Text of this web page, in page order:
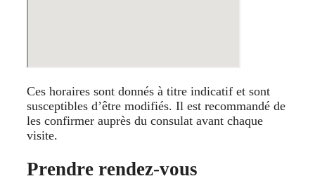
Ces horaires sont donnés à titre indicatif et sont
susceptibles d’être modifiés. Il est recommandé de
les confirmer auprès du consulat avant chaque
visite.
Prendre rendez-vous